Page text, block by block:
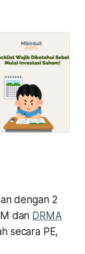
dengan 2
dan DRMA
secara PE,